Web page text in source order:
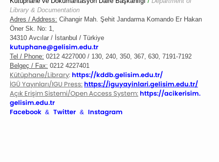
Library & Documentation
Adres / Address: Cihangir Mah. Şehit Jandarma Komando Er Hakan
Öner Sk. No: 1,
34310 Avcılar / İstanbul / Türkiye
kutuphane@gelisim.edu.tr
Tel / Phone: 0212 4227000 / 130, 240, 350, 367, 630, 7191-7192
Belgeç / Fax: 0212 4227401
Kütüphane/Library: https://kddb.gelisim.edu.tr/
İGÜ Yayınları/IGU Press: https://iguyayinlari.gelisim.edu.tr/
Açık Erişim Sistemi/Open Access System: https://acikerisim.
gelisim.edu.tr
Facebook & Twitter & Instagram